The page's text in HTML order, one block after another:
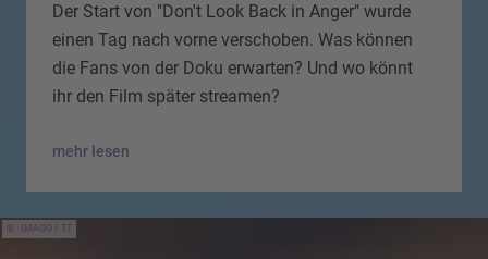
Der Start von "Don't Look Back in Anger" wurde
einen Tag nach vorne verschoben. Was können
die Fans von der Doku erwarten? Und wo könnt
ihr den Film später streamen?
mehr lesen
IMAGO / TT